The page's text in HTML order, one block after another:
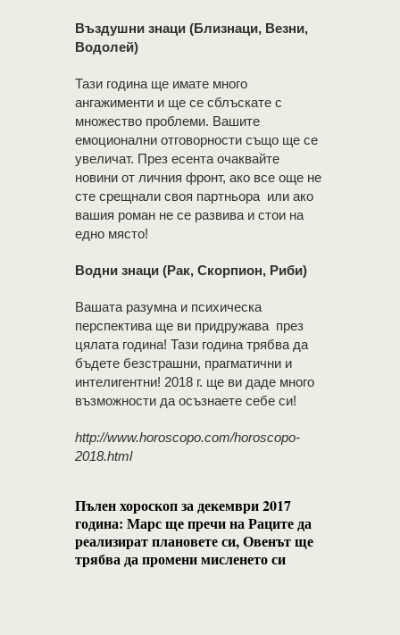
Въздушни знаци (Близнаци, Везни,
Водолей)
Тази година ще имате много
ангажименти и ще се сблъскате с
множество проблеми. Вашите
емоционални отговорности също ще се
увеличат. През есента очаквайте
новини от личния фронт, ако все още не
сте срещнали своя партньора или ако
вашия роман не се развива и стои на
едно място!
Водни знаци (Рак, Скорпион, Риби)
Вашата разумна и психическа
перспектива ще ви придружава през
цялата година! Тази година трябва да
бъдете безстрашни, прагматични и
интелигентни! 2018 г. ще ви даде много
възможности да осъзнаете себе си!
http://www.horoscopo.com/horoscopo-
2018.html
Пълен хороскоп за декември 2017
година: Марс ще пречи на Раците да
реализират плановете си, Овенът ще
трябва да промени мисленето си